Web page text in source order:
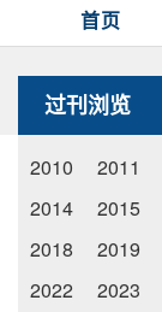
首页
过刊浏览
2010 2011
2014
2015
2018
2019
2022
2023